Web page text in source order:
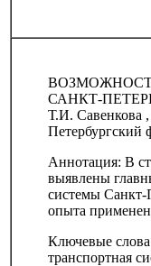
САНКТ-
Т.И. Савенкова
Петербургский
Аннотация: В
выявлены
системы Санкт-
опыта
Ключевые
транспортная